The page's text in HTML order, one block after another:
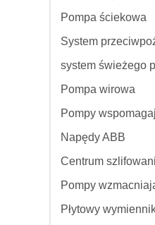
Pompa ściekowa
System
system świeżego
Pompa wirowa
Pompy
Napędy ABB
Centrum
Pompy
Płytowy